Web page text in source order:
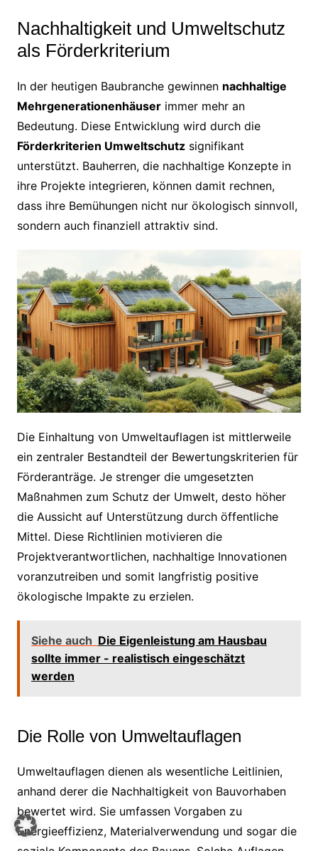
Nachhaltigkeit und Umweltschutz
als Förderkriterium
In der heutigen Baubranche gewinnen nachhaltige
Mehrgenerationenhäuserimmer mehr an
Bedeutung. Diese Entwicklung wird durch die
Förderkriterien Umweltschutzsignifikant
unterstützt. Bauherren, die nachhaltige Konzepte in
ihre Projekte integrieren, können damit rechnen,
dass ihre Bemühungen nicht nur ökologisch sinnvoll,
sondern auch finanziell attraktiv sind.
Die Einhaltung von Umweltauflagen ist mittlerweile
ein zentraler Bestandteil der Bewertungskriterien für
Förderanträge. Je strenger die umgesetzten
Maßnahmen zum Schutz der Umwelt, desto höher
die Aussicht auf Unterstützung durch öffentliche
Mittel. Diese Richtlinien motivieren die
Projektverantwortlichen, nachhaltige Innovationen
voranzutreiben und somit langfristig positive
ökologische Impakte zu erzielen.
Siehe auch Die Eigenleistung am Hausbau
sollte immer - realistisch eingeschätzt
werden
Die Rolle von Umweltauflagen
Umweltauflagen dienen als wesentliche Leitlinien,
anhand derer die Nachhaltigkeit von Bauvorhaben
bewertet wird. Sie umfassen Vorgaben zu
Energieeffizienz, Materialverwendung und sogar die